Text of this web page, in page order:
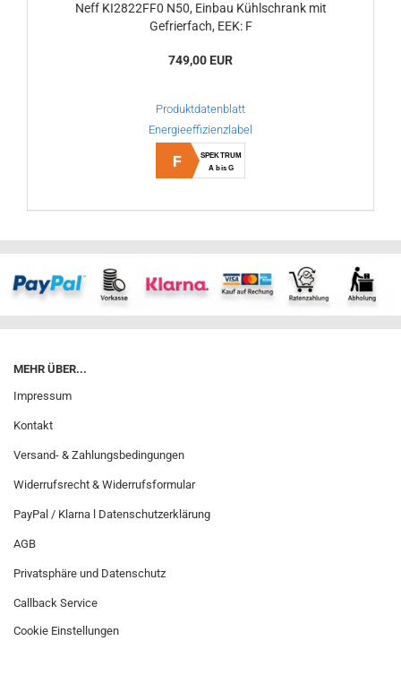
Neff KI2822FF0 N50, Einbau Kühlschrank mit
Gefrierfach, EEK: F
749,00 EUR
Produktdatenblatt
Energieeffizienzlabel
F
SPEKTRUM
A bis G
MEHR ÜBER...
Impressum
Kontakt
Versand- & Zahlungsbedingungen
Widerrufsrecht & Widerrufsformular
PayPal / Klarna l Datenschutzerklärung
AGB
Privatsphäre und Datenschutz
Callback Service
Cookie Einstellungen